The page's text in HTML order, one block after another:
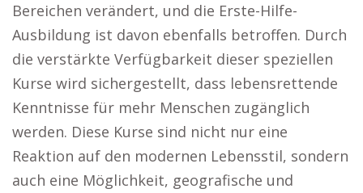
Bereichen verändert, und die Erste-Hilfe-
Ausbildung ist davon ebenfalls betroffen. Durch
die verstärkte Verfügbarkeit dieser speziellen
Kurse wird sichergestellt, dass lebensrettende
Kenntnisse für mehr Menschen zugänglich
werden. Diese Kurse sind nicht nur eine
Reaktion auf den modernen Lebensstil, sondern
auch eine Möglichkeit, geografische und